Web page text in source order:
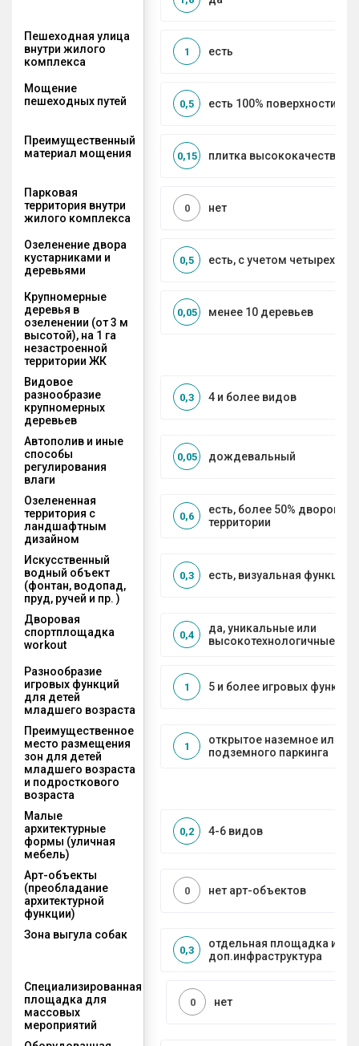
Пешеходная улица
внутри жилого
комплекса
есть
1
Мощение
пешеходных путей
есть 100% поверхности
0,5
Преимущественный
материал мощения
плитка
0,15
Парковая
территория внутри
жилого комплекса
нет
0
Озеленение двора
кустарниками и
деревьями
есть, с учетом четырех
0,5
Крупномерные
деревья в
озеленении (от 3 м
высотой), на 1 га
незастроенной
территории ЖК
менее 10 деревьев
0,05
Видовое
разнообразие
крупномерных
деревьев
4 и более видов
0,3
Автополив и иные
способы
регулирования
влаги
дождевальный
0,05
Озелененная
территория с
ландшафтным
дизайном
есть, более 50% дворовой
территории
0,6
Искусственный
водный объект
(фонтан, водопад,
пруд, ручей и пр. )
есть, визуальная функция
0,3
Дворовая
спортплощадка
workout
да, уникальные или
высокотехнологичные
0,4
Разнообразие
игровых функций
для детей
младшего возраста
5 и более игровых функций
1
Преимущественное
место размещения
зон для детей
младшего возраста
и подросткового
возраста
открытое наземное или на
подземного паркинга
1
Малые
архитектурные
формы (уличная
мебель)
4-6 видов
0,2
Арт-объекты
(преобладание
архитектурной
функции)
нет арт-объектов
0
Зона выгула собак
отдельная площадка и
доп.инфраструктура
0,3
Специализированная
площадка для
массовых
мероприятий
нет
0